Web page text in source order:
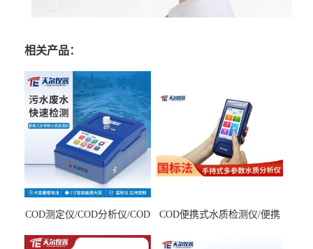
相关产品：
COD测定仪/COD分析仪/COD
COD便携式水质检测仪/便携